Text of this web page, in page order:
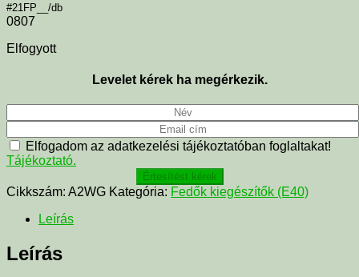
#21FP__/db
0807
Elfogyott
Levelet kérek ha megérkezik.
Elfogadom az adatkezelési tájékoztatóban foglaltakat!
Tájékoztató.
Értesítést kérek
Cikkszám: A2WG Kategória: Fedők kiegészítők (E40)
Leírás
Leírás